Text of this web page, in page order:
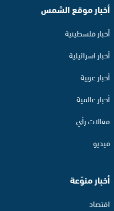
أخبار موقع الشمس
أخبار فلسطينية
أخبار اسرائيلية
أخبار عربية
أخبار عالمية
مقالات رأي
فيديو
أخبار منوّعة
اقتصاد